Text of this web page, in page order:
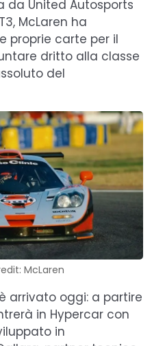
da United Autosports
McLaren ha
proprie carte per il
dritto alla classe
del
McLaren
arrivato oggi: a partire
in Hypercar con
in